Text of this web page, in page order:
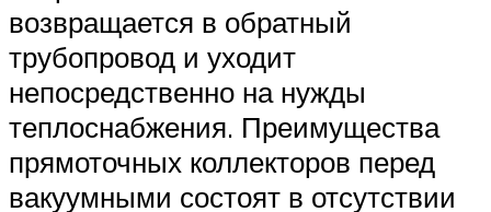
возвращается в обратный
трубопровод и уходит
непосредственно на нужды
теплоснабжения. Преимущества
прямоточных коллекторов перед
вакуумными состоят в отсутствии